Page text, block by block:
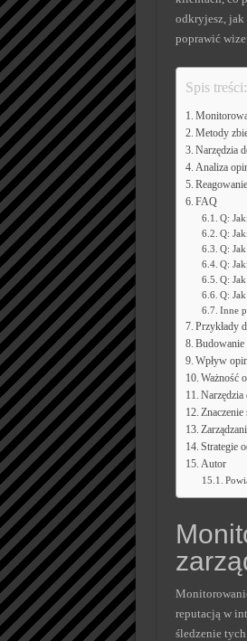
odkryjesz, jak
poprawić
Spis treści:
Metody
Narzędzia
Analiza
FAQ
Q:
Q:
Q:
Q:
Q:
Q:
Inne
Przykłady
Wpływ
Ważność
Strategie
Autor
reputacją w
śledzenie